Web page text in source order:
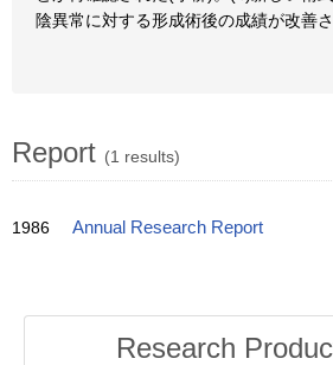
陰異常に対する形成術後の成績が改善
Report (1 results)
1986 Annual Research Report
Research